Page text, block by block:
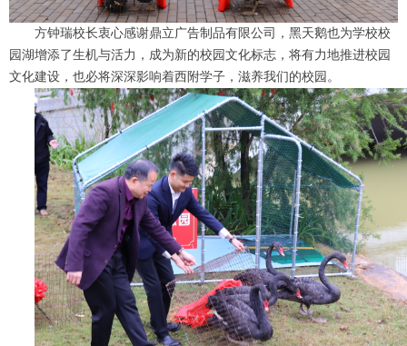
方钟瑞校长衷心感谢鼎立广告制品有限公司，黑天鹅也为学校校
园湖增添了生机与活力，成为新的校园文化标志，将有力地推进校园
文化建设，也必将深深影响着西附学子，滋养我们的校园。